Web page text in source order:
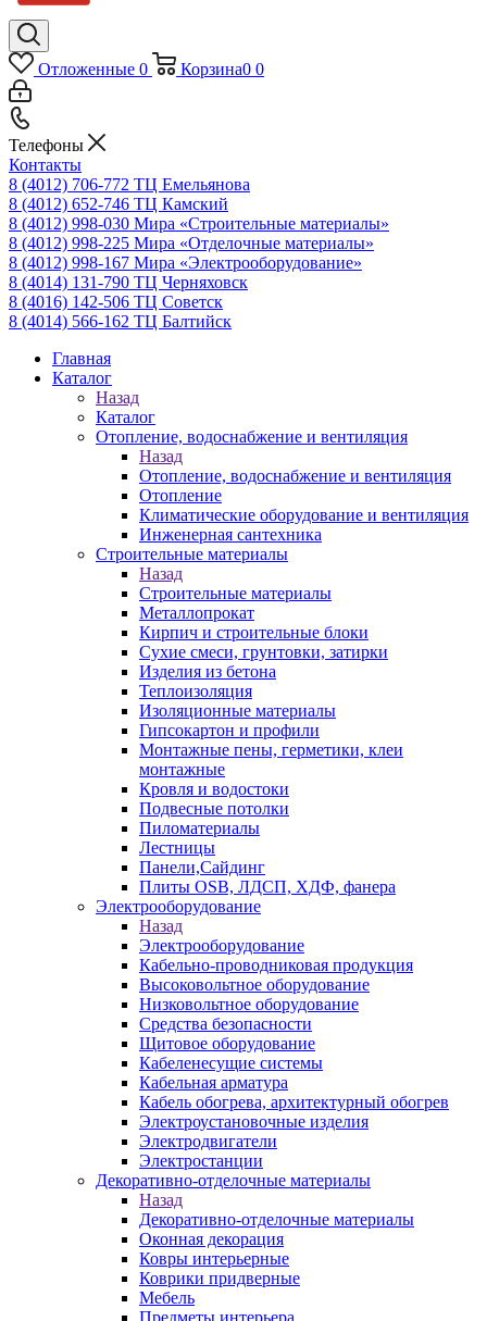
Отложенные 0 Корзина0 0
Телефоны
Контакты
8 (4012) 706-772 ТЦ Емельянова
8 (4012) 652-746 ТЦ Камский
8 (4012) 998-030 Мира «Строительные материалы»
8 (4012) 998-225 Мира «Отделочные материалы»
8 (4012) 998-167 Мира «Электрооборудование»
8 (4014) 131-790 ТЦ Черняховск
8 (4016) 142-506 ТЦ Советск
8 (4014) 566-162 ТЦ Балтийск
Главная
Каталог
Назад
Каталог
Отопление, водоснабжение и вентиляция
Назад
Отопление, водоснабжение и вентиляция
Отопление
Климатические оборудование и вентиляция
Инженерная сантехника
Строительные материалы
Назад
Строительные материалы
Металлопрокат
Кирпич и строительные блоки
Сухие смеси, грунтовки, затирки
Изделия из бетона
Теплоизоляция
Изоляционные материалы
Гипсокартон и профили
Монтажные пены, герметики, клеи
монтажные
Кровля и водостоки
Подвесные потолки
Пиломатериалы
Лестницы
Панели,Сайдинг
Плиты OSB, ЛДСП, ХДФ, фанера
Электрооборудование
Назад
Электрооборудование
Кабельно-проводниковая продукция
Высоковольтное оборудование
Низковольтное оборудование
Средства безопасности
Щитовое оборудование
Кабеленесущие системы
Кабельная арматура
Кабель обогрева, архитектурный обогрев
Электроустановочные изделия
Электродвигатели
Электростанции
Декоративно-отделочные материалы
Назад
Декоративно-отделочные материалы
Оконная декорация
Ковры интерьерные
Коврики придверные
Мебель
Предметы интерьера